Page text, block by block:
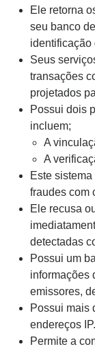
Ele retorna
seu banco
identificação
Seus
transações
projetados
Possui dois
incluem;
A
A
Este
fraudes com
Ele recusa
detectadas
Possui um
informações
emissores,
Possui mais
endereços IP.
Permite a